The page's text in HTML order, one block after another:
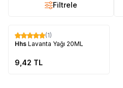
Filtrele
(1)
Hhs Lavanta Yağı 20ML
9,42 TL